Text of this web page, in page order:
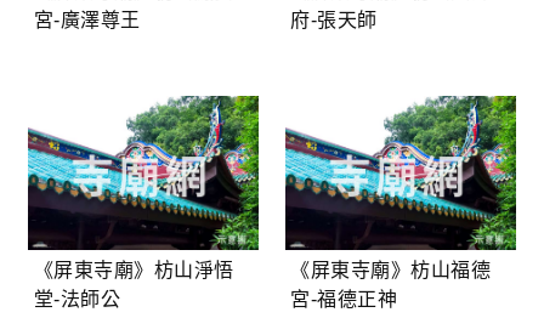
宮-廣澤尊王
府-張天師
《屏東寺廟》枋山淨悟
堂-法師公
《屏東寺廟》枋山福德
宮-福德正神